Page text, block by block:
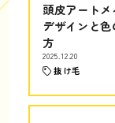
頭皮アートメ
デザインと
方
2025.12.20
抜け毛